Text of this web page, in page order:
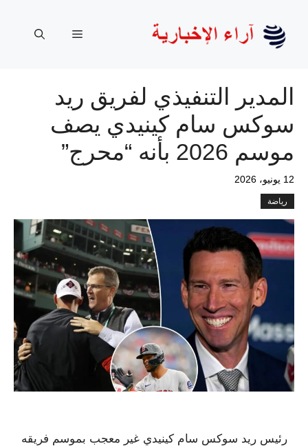
المحتوى
القائمة
المدير التنفيذي لفريق ريد
سوكس سام كينيدي يصف
موسم 2026 بأنه “محرج”
12 يونيو، 2026
رياضة
رئيس ريد سوكس سام كينيدي غير معجب بموسم فريقه